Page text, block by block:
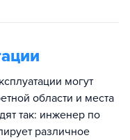
могут
области и места
так: инженер по
различное